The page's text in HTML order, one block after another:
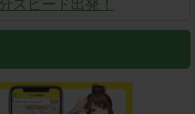
スピード出発！